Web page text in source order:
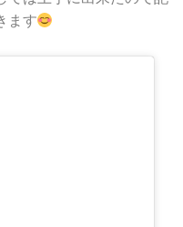
ます